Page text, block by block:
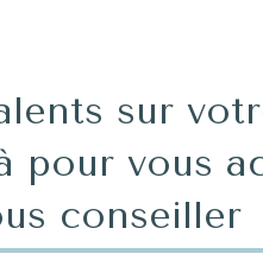
sur
pour vous
conseiller